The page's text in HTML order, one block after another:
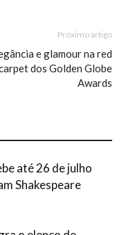
Próximo artigo
e glamour na red
dos Golden Globe
Awards
até 26 de julho
Shakespeare